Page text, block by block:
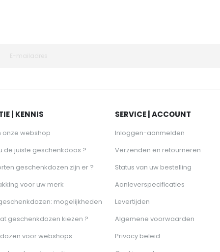
| KENNIS
onze webshop
de juiste geschenkdoos ?
geschenkdozen zijn er ?
voor uw merk
mogelijkheden
geschenkdozen kiezen ?
voor webshops
SERVICE | ACCOUNT
Inloggen-aanmelden
Verzenden en retourneren
Status van uw bestelling
Aanleverspecificaties
Levertijden
Algemene voorwaarden
Privacy beleid